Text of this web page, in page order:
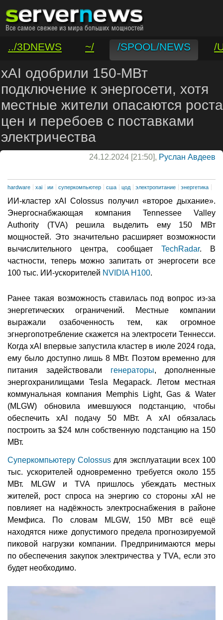
../3DNEWS ~/ /SPOOL/NEWS
/
/VAR/CONTACT
xAI одобрили 150-МВт
подключение к энергосети, хотя
местные жители опасаются роста
цен и перебоев с поставками
электричества
24.12.2024 [21:50], Руслан Авдеев
hardware xai ии суперкомпьютер сша цод электропитание энергетика
ИИ-кластер xAI Colossus получил «второе дыхание».
Энергоснабжающая компания Tennessee Valley
Authority (TVA) решила выделить ему 150 МВт
мощностей. Это значительно расширяет возможности
вычислительного центра, сообщает TechRadar. В
частности, теперь можно запитать от энергосети все
100 тыс. ИИ-ускорителей NVIDIA H100.
Ранее такая возможность ставилась под вопрос из-за
энергетических ограничений. Местные компании
выражали озабоченность тем, как огромное
эгнергопотребление скажется на электросети Теннесси.
Когда xAI впервые запустила кластер в июле 2024 года,
ему было доступно лишь 8 МВт. Поэтом временно для
питания задействовали генераторы, дополненные
энергохранилищами Tesla Megapack. Летом местная
коммунальная компания Memphis Light, Gas & Water
(MLGW) обновила имевшуюся подстанцию, чтобы
обеспечить xAI подачу 50 МВт. А xAI обязалась
построить за $24 млн собственную подстанцию на 150
МВт.
Суперкомпьютеру Colossus для эксплуатации всех 100
тыс. ускорителей одновременно требуется около 155
МВт. MLGW и TVA пришлось убеждать местных
жителей, рост спроса на энергию со стороны xAI не
повлияет на надёжность электроснабжения в районе
Мемфиса. По словам MLGW, 150 МВт всё ещё
находятся ниже допустимого предела прогнозируемой
пиковой нагрузки компании. Предпринимаются меры
по обеспечения закупок электричества у TVA, если это
будет необходимо.